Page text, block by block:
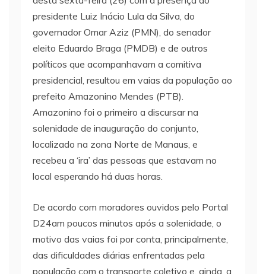
presidente Luiz Inácio Lula da Silva, do
governador Omar Aziz (PMN), do senador
eleito Eduardo Braga (PMDB) e de outros
políticos que acompanhavam a comitiva
presidencial, resultou em vaias da população ao
prefeito Amazonino Mendes (PTB).
Amazonino foi o primeiro a discursar na
solenidade de inauguração do conjunto,
localizado na zona Norte de Manaus, e
recebeu a ‘ira’ das pessoas que estavam no
local esperando há duas horas.
De acordo com moradores ouvidos pelo Portal
D24am poucos minutos após a solenidade, o
motivo das vaias foi por conta, principalmente,
das dificuldades diárias enfrentadas pela
população com o transporte coletivo e, ainda, a